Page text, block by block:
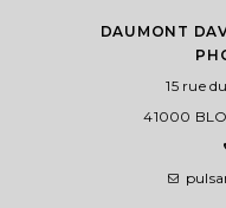
DAUMONT
15 rue
41000